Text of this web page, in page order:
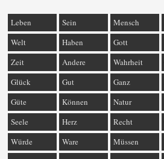
Leben Sein Mensch
Welt
Haben Gott
Zeit
Andere Wahrheit
Glück
Gut Ganz
Güte
Können Natur
Seele
Herz Recht
Würde
Ware Müssen